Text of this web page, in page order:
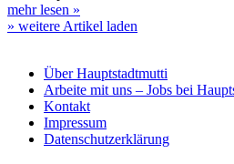
mehr lesen »
» weitere Artikel laden
Über Hauptstadtmutti
Arbeite mit uns – Jobs bei
Kontakt
Impressum
Datenschutzerklärung